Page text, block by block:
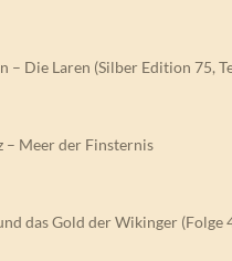
– Die Laren (Silber Edition 75,
– Meer der Finsternis
das Gold der Wikinger (Folge